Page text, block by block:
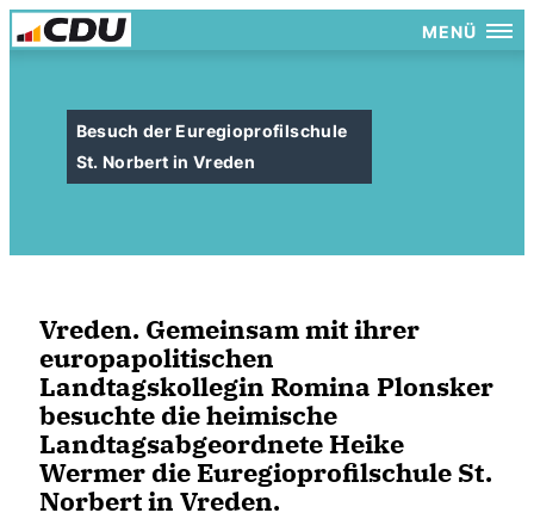
MENÜ
Besuch der Euregioprofilschule
St. Norbert in Vreden
Vreden. Gemeinsam mit ihrer
europapolitischen
Landtagskollegin Romina Plonsker
besuchte die heimische
Landtagsabgeordnete Heike
Wermer die Euregioprofilschule St.
Norbert in Vreden.